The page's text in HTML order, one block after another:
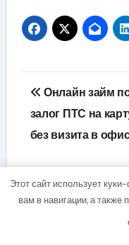
по
записям
Онлайн займ
залог ПТС на
без визита в
Этот сайт использует
вам в навигации, а также